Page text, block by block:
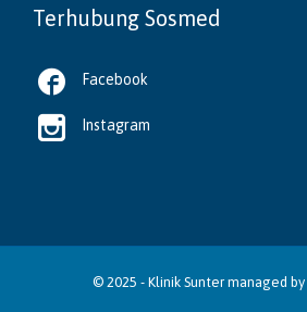
Terhubung Sosmed
 Facebook
 Instagram
© 2025 - Klinik Suntermanaged by